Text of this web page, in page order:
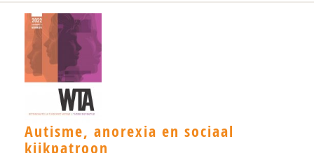
Msc I.W.C. Raats-Hage
Francis J. Kloosterman-Eijgenraam
Gerard J. Nijhof
Michel J. van Vliet
Kawita J.S. Mataw
Autisme, anorexia en sociaal
kijkpatroon